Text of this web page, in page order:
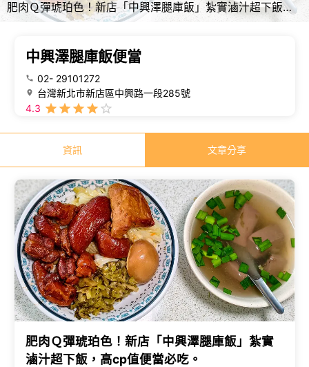
肥肉Ｑ彈琥珀色！新店「中興澤腿庫飯」紮實滷汁超下飯，高cp值便當必吃。
中興澤腿庫飯便當
02- 29101272
台灣新北市新店區中興路一段285號
4.3
資訊 文章分享
肥肉Ｑ彈琥珀色！新店「中興澤腿庫飯」紮實
滷汁超下飯，高cp值便當必吃。